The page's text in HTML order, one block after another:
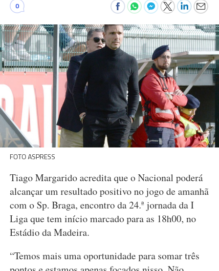
0
FOTO ASPRESS
Tiago Margarido acredita que o Nacional poderá
alcançar um resultado positivo no jogo de amanhã
com o Sp. Braga, encontro da 24.ª jornada da I
Liga que tem início marcado para as 18h00, no
Estádio da Madeira.
“Temos mais uma oportunidade para somar três